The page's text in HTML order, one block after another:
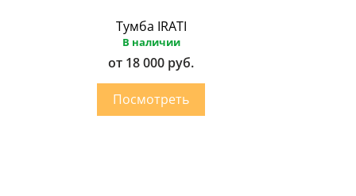
Тумба IRATI
В наличии
от 18 000 руб.